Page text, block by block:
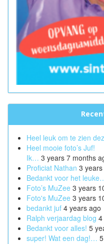
Heel leuk om te zien
Heel mooie foto’s Juf!
Ik… 3 years 7 months
Proficiat Nathan 3
Bedankt voor het
Foto’s MuZee 3 years
Foto's MuZee 3 years
bedankt juf 4 years ago
Ralph verjaardag blog
Bedankt voor alles! 5
super! Wat een dag!…